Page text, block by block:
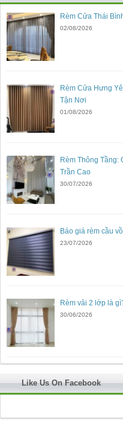
Rèm Cửa Thái
02/08/2026
Rèm Cửa Hưng
Tận Nơi
01/08/2026
Rèm Thông Tầng:
Trần Cao
30/07/2026
Báo giá rèm cầu
23/07/2026
Rèm vải 2 lớp là
30/06/2026
Like Us On Facebook